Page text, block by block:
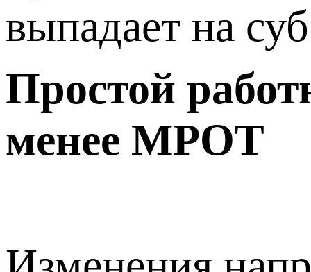
выпадает на
Простой
менее МРОТ